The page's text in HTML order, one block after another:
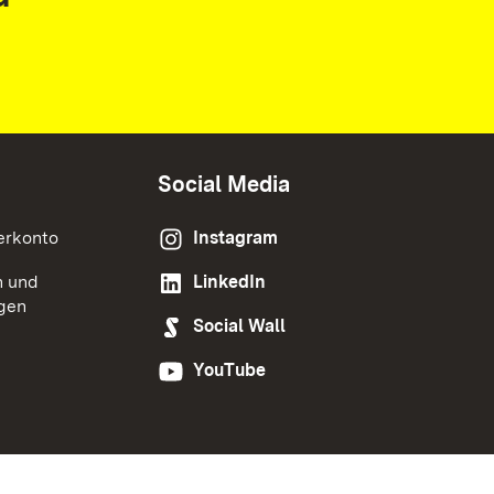
und
Social Media
Instagram
LinkedIn
Social Wall
YouTube